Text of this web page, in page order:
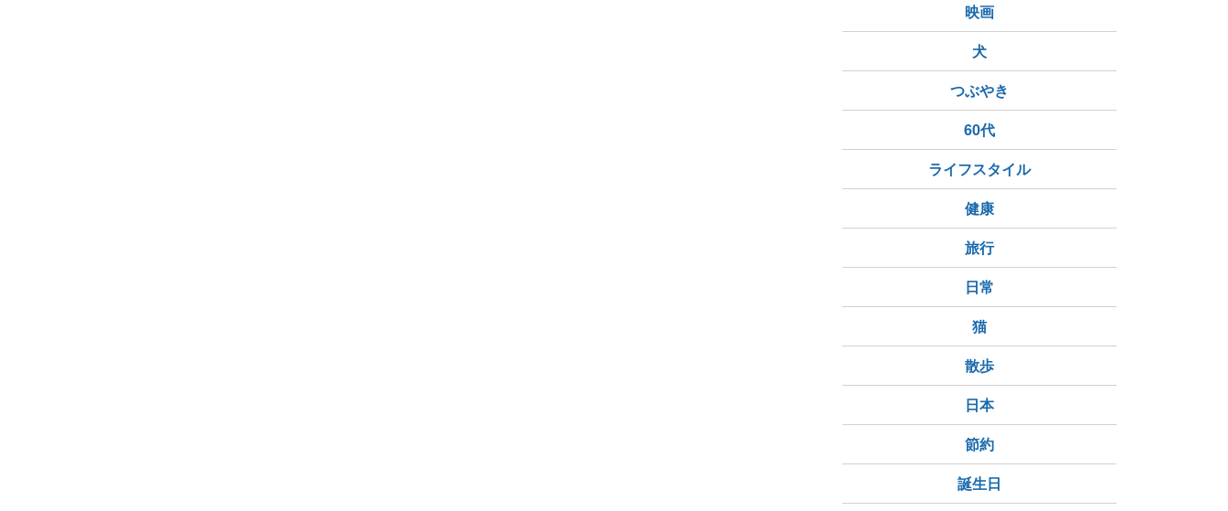
映画
犬
つぶやき
60代
ライフスタイル
健康
旅行
日常
猫
散歩
日本
節約
誕生日